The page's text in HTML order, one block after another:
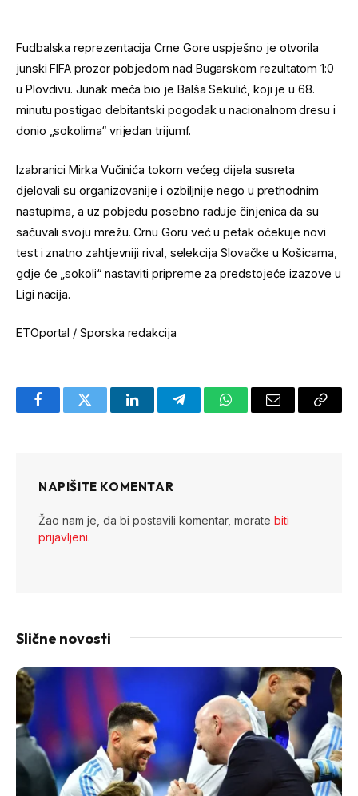
Fudbalska reprezentacija Crne Gore uspješno je otvorila
junski FIFA prozor pobjedom nad Bugarskom rezultatom 1:0
u Plovdivu. Junak meča bio je Balša Sekulić, koji je u 68.
minutu postigao debitantski pogodak u nacionalnom dresu i
donio „sokolima“ vrijedan trijumf.
Izabranici Mirka Vučinića tokom većeg dijela susreta
djelovali su organizovanije i ozbiljnije nego u prethodnim
nastupima, a uz pobjedu posebno raduje činjenica da su
sačuvali svoju mrežu. Crnu Goru već u petak očekuje novi
test i znatno zahtjevniji rival, selekcija Slovačke u Košicama,
gdje će „sokoli“ nastaviti pripreme za predstojeće izazove u
Ligi nacija.
ETOportal / Sporska redakcija
FacebookTwitter LinkedInTelegramWhatsAppEmail
Copy
NAPIŠITE KOMENTAR
Žao nam je, da bi postavili komentar, morate biti
prijavljeni.
Slične novosti